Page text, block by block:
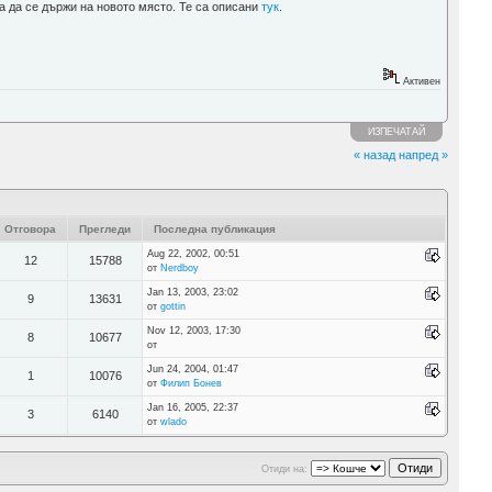
да се държи на новото място. Те са описанитук
Активен
ИЗПЕЧАТАЙ
« назад напред »
Отговора Прегледи Последна публикация
12 15788
Aug 22, 2002, 00:51
от Nerdboy
9 13631
Jan 13, 2003, 23:02
от gottin
8 10677
Nov 12, 2003, 17:30
от
1 10076
Jun 24, 2004, 01:47
от Филип Бонев
3 6140
Jan 16, 2005, 22:37
от wlado
Отиди на: